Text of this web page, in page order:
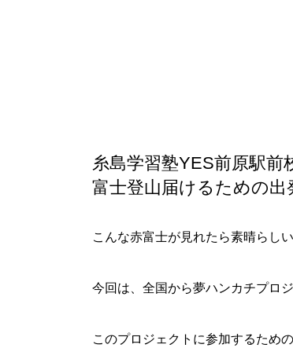
糸島学習塾YES前原駅
富士登山届けるための出
こんな赤富士が見れたら素晴らし
今回は、全国から夢ハンカチプロ
このプロジェクトに参加するため